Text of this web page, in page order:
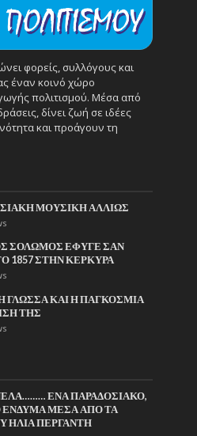
φορείς, συλλόγους και
έναν κοινό χώρο
πολιτισμού. Μέσα από
δίνει ζωή σε ιδέες
και προάγουν τη
ΜΟΥΣΙΚΗ ΑΛΛΙΩΣ
ΣΟΛΩΜΟΣ ΕΦΥΓΕ ΣΑΝ
1857 ΣΤΗΝ ΚΕΡΚΥΡΑ
ΓΛΩΣΣΑ ΚΑΙ Η ΠΑΓΚΟΣΜΙΑ
ΤΗΣ
ΕΝΑ ΠΑΡΑΔΟΣΙΑΚΟ,
ΕΝΔΥΜΑ ΜΕΣΑ ΑΠΟ ΤΑ
ΗΛΙΑ ΠΕΡΓΑΝΤΗ